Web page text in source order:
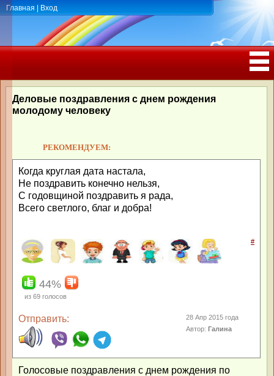
Главная Вход
РОЖДЕНИЯ, ЮБИЛЕЕМ
Деловые поздравления с днем рождения
молодому человеку
РЕКОМЕНДУЕМ:
Когда круглая дата настала,
Не поздравить конечно нельзя,
С годовщиной поздравить я рада,
Всего светлого, благ и добра!
#
44%
из 69 голосов
Отправить:
28 Апр 2015 года
Автор:Галина
Голосовые поздравления с днем рождения по